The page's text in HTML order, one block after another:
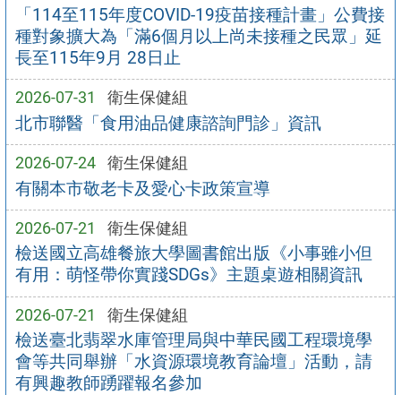
「114至115年度COVID-19疫苗接種計畫」公費接
種對象擴大為「滿6個月以上尚未接種之民眾」延
長至115年9月 28日止
2026-07-31 衛生保健組
北市聯醫「食用油品健康諮詢門診」資訊
2026-07-24 衛生保健組
有關本市敬老卡及愛心卡政策宣導
2026-07-21 衛生保健組
檢送國立高雄餐旅大學圖書館出版《小事雖小但
有用：萌怪帶你實踐SDGs》主題桌遊相關資訊
2026-07-21 衛生保健組
檢送臺北翡翠水庫管理局與中華民國工程環境學
會等共同舉辦「水資源環境教育論壇」活動，請
有興趣教師踴躍報名參加